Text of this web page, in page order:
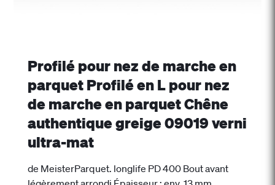
Profilé pour nez de marche en
parquet Profilé en L pour nez
de marche en parquet Chêne
authentique greige 09019 verni
ultra-mat
de MeisterParquet. longlife PD 400 Bout avant